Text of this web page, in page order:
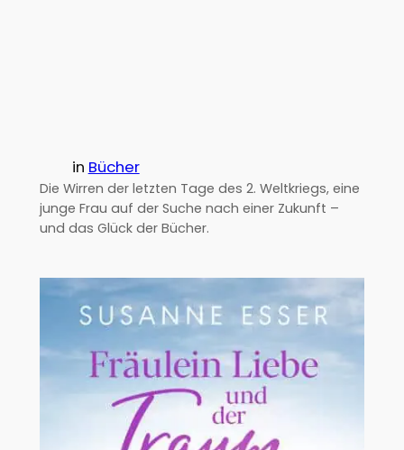
in Bücher
Die Wirren der letzten Tage des 2. Weltkriegs, eine
junge Frau auf der Suche nach einer Zukunft –
und das Glück der Bücher.